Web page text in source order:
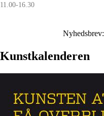
11.00-16.30
Nyhedsbrev:
Kunstkalenderen